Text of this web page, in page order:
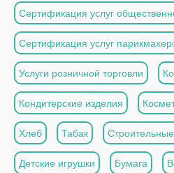
Сертификация услуг
Сертификация услуг
Услуги розничной торговли
Кондитерские изделия
Хлеб Табак
Детские игрушки Бумага